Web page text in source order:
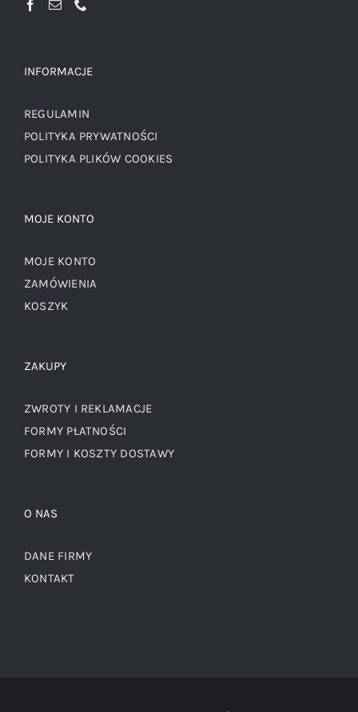
INFORMACJE
REGULAMIN
POLITYKA PRYWATNOŚCI
POLITYKA PLIKÓW COOKIES
MOJE KONTO
MOJE KONTO
ZAMÓWIENIA
KOSZYK
ZAKUPY
ZWROTY I REKLAMACJE
FORMY PŁATNOŚCI
FORMY I KOSZTY DOSTAWY
O NAS
DANE FIRMY
KONTAKT